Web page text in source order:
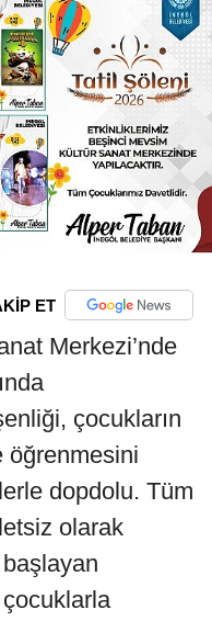
ET
Merkezi’nde
çocukların
öğrenmesini
dopdolu. Tüm
olarak